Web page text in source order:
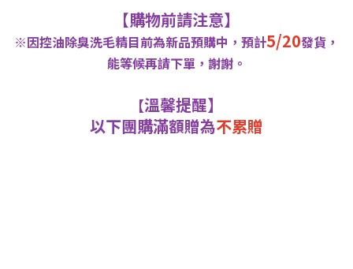
【購物前請注意】
※因控油除臭洗毛精目前為新品預購中，預計5/20發貨，
能等候再請下單，謝謝。
【溫馨提醒】
以下團購滿額贈為不累贈